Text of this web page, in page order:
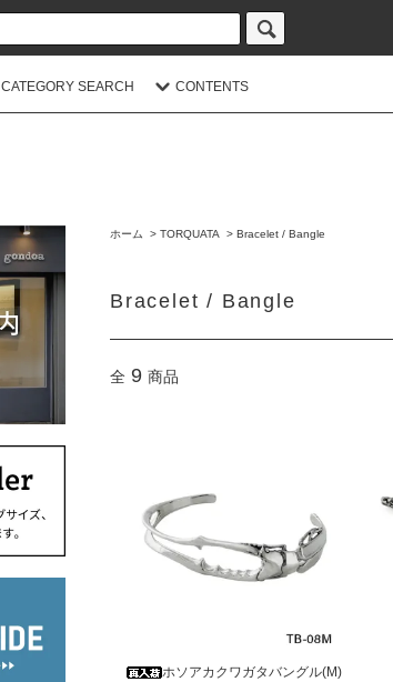
CATEGORY SEARCH CONTENTS
ホーム > TORQUATA > Bracelet / Bangle
Bracelet / Bangle
全 9 商品
ホソアカクワガタバングル(M)